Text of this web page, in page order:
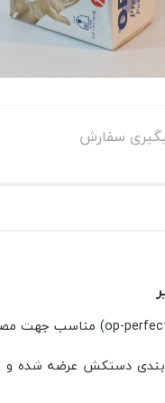
سفارش
دستکش عرضه شده و